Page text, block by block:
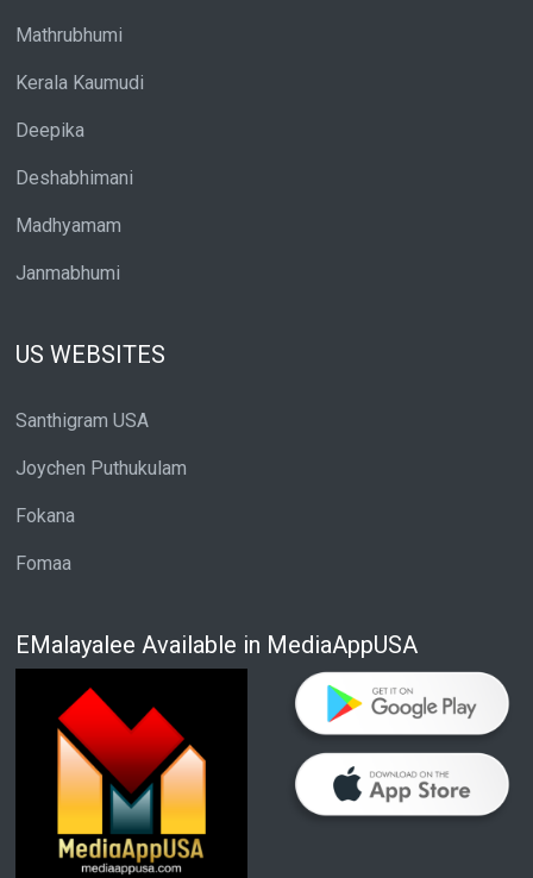
Mathrubhumi
Kerala Kaumudi
Deepika
Deshabhimani
Madhyamam
Janmabhumi
US WEBSITES
Santhigram USA
Joychen Puthukulam
Fokana
Fomaa
EMalayalee Available in MediaAppUSA